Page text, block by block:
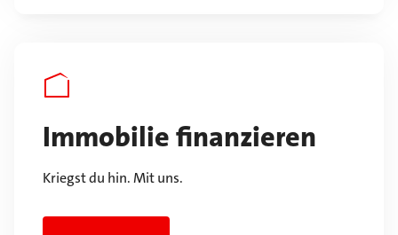
Immobilie finanzieren
Kriegst du hin. Mit uns.